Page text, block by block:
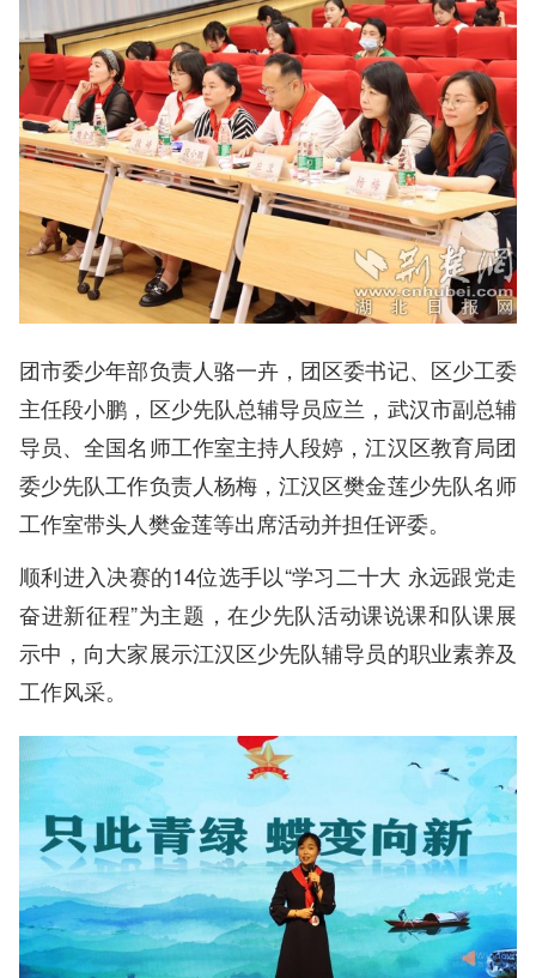
团市委少年部负责人骆一卉，团区委书记、区少工委
主任段小鹏，区少先队总辅导员应兰，武汉市副总辅
导员、全国名师工作室主持人段婷，江汉区教育局团
委少先队工作负责人杨梅，江汉区樊金莲少先队名师
工作室带头人樊金莲等出席活动并担任评委。
顺利进入决赛的14位选手以“学习二十大 永远跟党走
奋进新征程”为主题，在少先队活动课说课和队课展
示中，向大家展示江汉区少先队辅导员的职业素养及
工作风采。